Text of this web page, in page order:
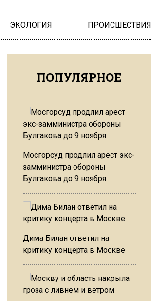
ЭКОЛОГИЯ ПРОИСШЕСТВИЯ
ПОПУЛЯРНОЕ
Мосгорсуд продлил арест экс-
замминистра обороны
Булгакова до 9 ноября
Дима Билан ответил на
критику концерта в Москве